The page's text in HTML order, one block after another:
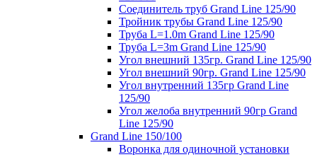
Соединитель труб Grand Line 125/90
Тройник трубы Grand Line 125/90
Труба L=1.0m Grand Line 125/90
Труба L=3m Grand Line 125/90
Угол внешний 135гр. Grand Line 125/90
Угол внешний 90гр. Grand Line 125/90
Угол внутренний 135гр Grand Line
125/90
Угол желоба внутренний 90гр Grand
Line 125/90
Grand Line 150/100
Воронка для одиночной установки